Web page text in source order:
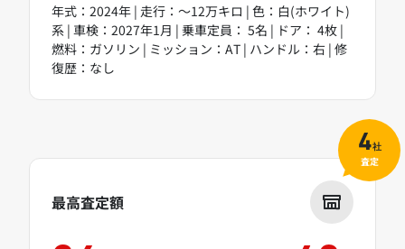
年式：2024年 | 走行：～12万キロ | 色：白(ホワイト)
系 | 車検：2027年1月 | 乗車定員： 5名 | ドア： 4枚 |
燃料：ガソリン | ミッション：AT | ハンドル：右 | 修
復歴：なし
最高査定額
4社
査定